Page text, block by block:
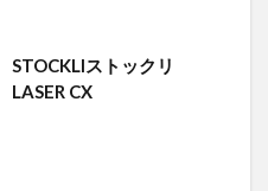
STOCKLIストックリ
LASER CX